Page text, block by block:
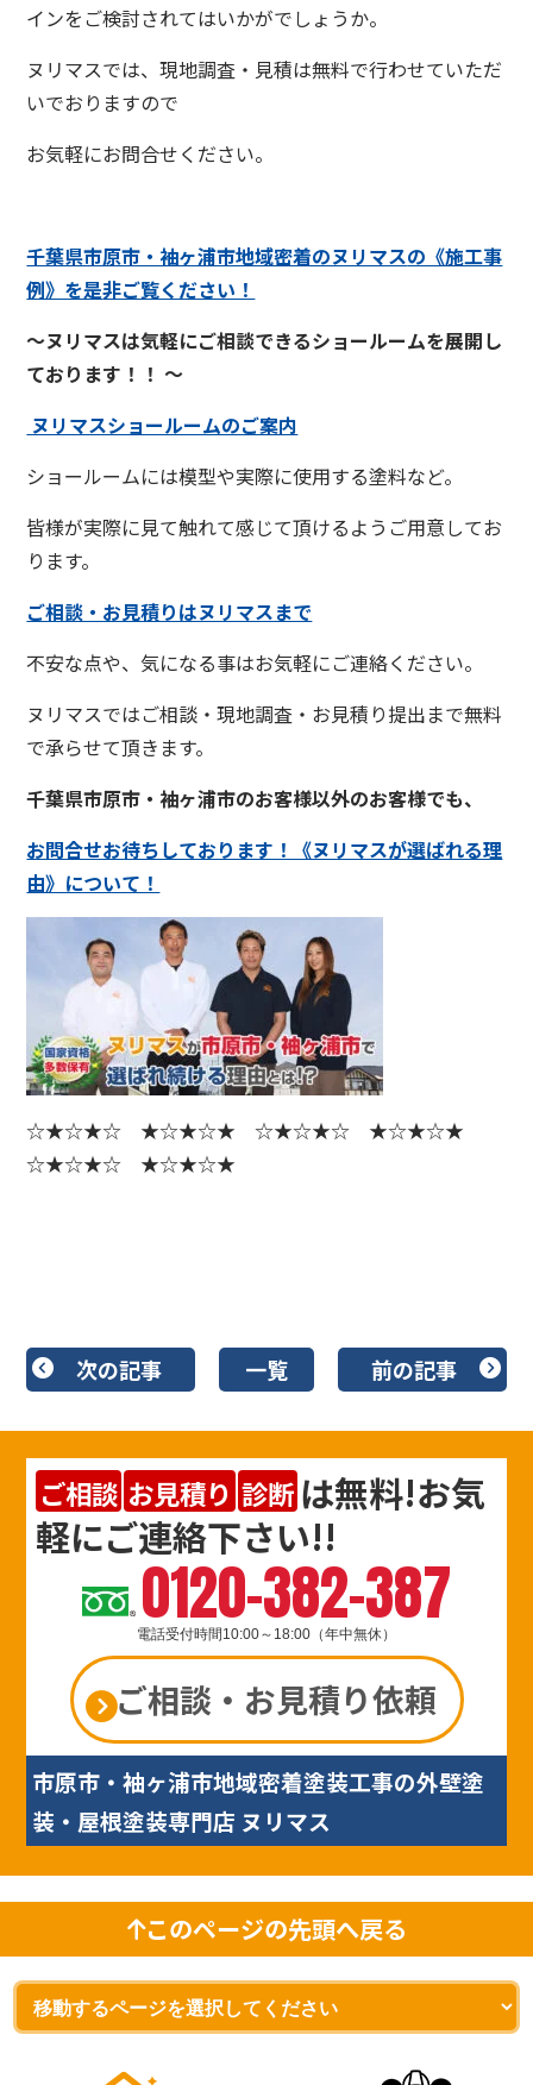
インをご検討されてはいかがでしょうか。
ヌリマスでは、現地調査・見積は無料で行わせていただ
いでおりますので
お気軽にお問合せください。
千葉県市原市・袖ヶ浦市地域密着のヌリマスの《施工事
例》を是非ご覧ください！
～ヌリマスは気軽にご相談できるショールームを展開し
ております！！ ～
ヌリマスショールームのご案内
ショールームには模型や実際に使用する塗料など。
皆様が実際に見て触れて感じて頂けるようご用意してお
ります。
ご相談・お見積りはヌリマスまで
不安な点や、気になる事はお気軽にご連絡ください。
ヌリマスではご相談・現地調査・お見積り提出まで無料
で承らせて頂きます。
千葉県市原市・袖ヶ浦市のお客様以外のお客様でも、
お問合せお待ちしております！《ヌリマスが選ばれる理
由》について！
☆★☆★☆ ★☆★☆★ ☆★☆★☆ ★☆★☆★
☆★☆★☆ ★☆★☆★
次の記事 一覧 前の記事
ご相談 お見積り 診断 は無料!お気
軽にご連絡下さい!!
0120-382-387
電話受付時間10:00～18:00（年中無休）
ご相談・お見積り依頼
市原市・袖ヶ浦市地域密着塗装工事の外壁塗
装・屋根塗装専門店 ヌリマス
このページの先頭へ戻る